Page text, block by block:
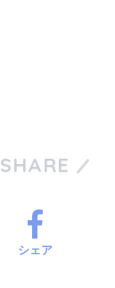
SHARE
シェア